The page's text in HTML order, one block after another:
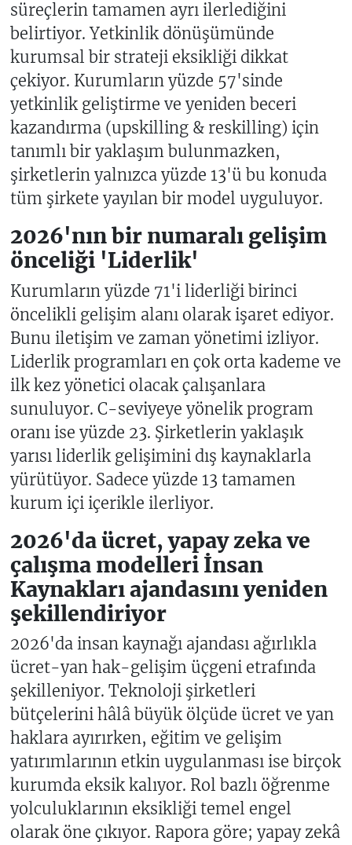
süreçlerin tamamen ayrı ilerlediğini
belirtiyor. Yetkinlik dönüşümünde
kurumsal bir strateji eksikliği dikkat
çekiyor. Kurumların yüzde 57'sinde
yetkinlik geliştirme ve yeniden beceri
kazandırma (upskilling & reskilling) için
tanımlı bir yaklaşım bulunmazken,
şirketlerin yalnızca yüzde 13'ü bu konuda
tüm şirkete yayılan bir model uyguluyor.
2026'nın bir numaralı gelişim
önceliği 'Liderlik'
Kurumların yüzde 71'i liderliği birinci
öncelikli gelişim alanı olarak işaret ediyor.
Bunu iletişim ve zaman yönetimi izliyor.
Liderlik programları en çok orta kademe ve
ilk kez yönetici olacak çalışanlara
sunuluyor. C-seviyeye yönelik program
oranı ise yüzde 23. Şirketlerin yaklaşık
yarısı liderlik gelişimini dış kaynaklarla
yürütüyor. Sadece yüzde 13 tamamen
kurum içi içerikle ilerliyor.
2026'da ücret, yapay zeka ve
çalışma modelleri İnsan
Kaynakları ajandasını yeniden
şekillendiriyor
2026'da insan kaynağı ajandası ağırlıkla
ücret-yan hak-gelişim üçgeni etrafında
şekilleniyor. Teknoloji şirketleri
bütçelerini hâlâ büyük ölçüde ücret ve yan
haklara ayırırken, eğitim ve gelişim
yatırımlarının etkin uygulanması ise birçok
kurumda eksik kalıyor. Rol bazlı öğrenme
yolculuklarının eksikliği temel engel
olarak öne çıkıyor. Rapora göre; yapay zekâ